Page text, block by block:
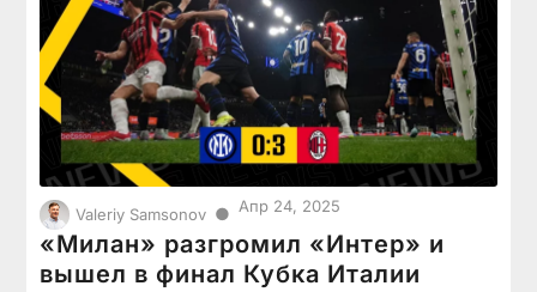
Valeriy Samsonov ● Апр 24, 2025
«Милан» разгромил «Интер» и
вышел в финал Кубка Италии